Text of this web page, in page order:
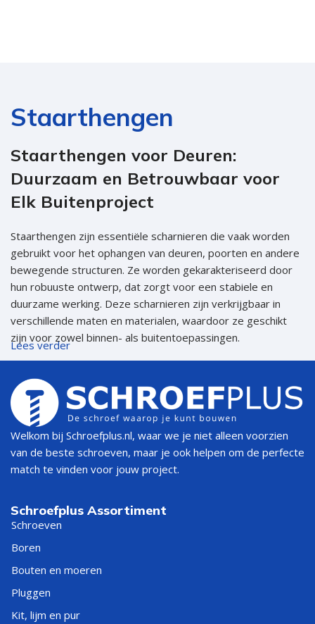
Staarthengen
Staarthengen voor Deuren:
Duurzaam en Betrouwbaar voor
Elk Buitenproject
Staarthengen zijn essentiële scharnieren die vaak worden
gebruikt voor het ophangen van deuren, poorten en andere
bewegende structuren. Ze worden gekarakteriseerd door
hun robuuste ontwerp, dat zorgt voor een stabiele en
duurzame werking. Deze scharnieren zijn verkrijgbaar in
verschillende maten en materialen, waardoor ze geschikt
zijn voor zowel binnen- als buitentoepassingen.
Staarthengen worden vaak gekozen voor buitenprojecten
zoals poorten en beveiligingen vanwege hun duurzaamheid
en robuuste werking. Ze kunnen zware deuren
ondersteunen en zijn ontworpen om weerstand te bieden
tegen de elementen, zoals regen en wind. Dit maakt ze
buiteninstallaties.
Voordelen van Staarthengen voor
Buitenprojecten
Verhoogde Stabiliteit
betrouwbare bevestiging voor deuren en poorten.
Lees verder
Welkom bij Schroefplus.nl, waar we je niet alleen voorzien
van de beste schroeven, maar je ook helpen om de perfecte
match te vinden voor jouw project.
Schroefplus Assortiment
Schroeven
Boren
Bouten en moeren
Pluggen
Kit, lijm en pur